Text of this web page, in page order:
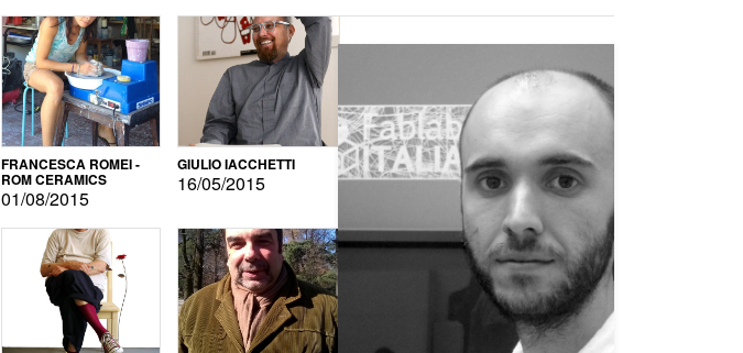
FRANCESCA ROMEI -
ROM CERAMICS
01/08/2015
GIULIO IACCHETTI
16/05/2015